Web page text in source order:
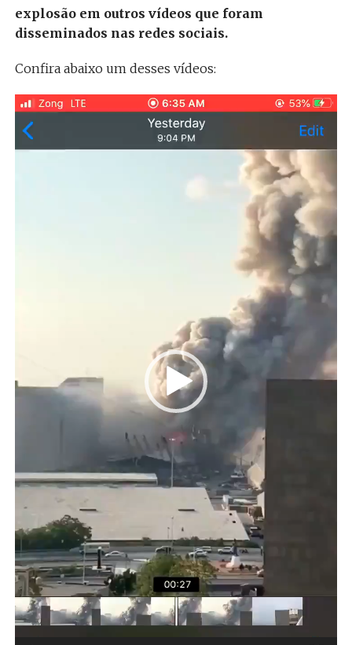
explosão em outros vídeos que foram
disseminados nas redes sociais.
Confira abaixo um desses vídeos:
Tocador
de
vídeo